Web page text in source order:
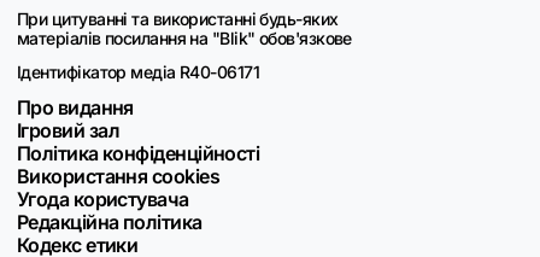
При цитуванні та використанні будь-яких
матеріалів посилання на "Blik" обов'язкове
Ідентифікатор медіа R40-06171
Про видання
Ігровий зал
Політика конфіденційності
Використання cookies
Угода користувача
Редакційна політика
Кодекс етики